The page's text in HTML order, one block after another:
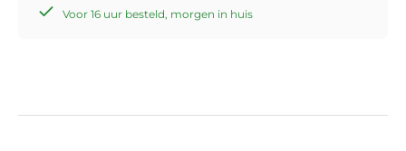
Voor 16 uur besteld, morgen in huis